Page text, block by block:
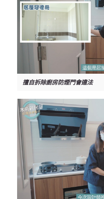
擅自拆除廚房防煙門會違法